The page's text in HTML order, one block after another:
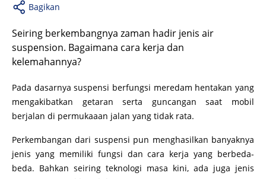
Bagikan
Seiring berkembangnya zaman hadir jenis air
suspension. Bagaimana cara kerja dan
kelemahannya?
Pada dasarnya suspensi berfungsi meredam hentakan yang
mengakibatkan getaran serta guncangan saat mobil
berjalan di permukaaan jalan yang tidak rata.
Perkembangan dari suspensi pun menghasilkan banyaknya
jenis yang memiliki fungsi dan cara kerja yang berbeda-
beda. Bahkan seiring teknologi masa kini, ada juga jenis